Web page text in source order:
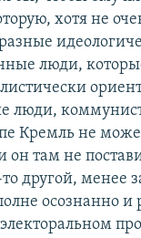
хотя не
люди,
люди,
Кремль не может
он там не
другой, менее
осознанно и